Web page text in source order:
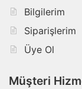
Bilgilerim
Siparişlerim
Üye Ol
Müşteri